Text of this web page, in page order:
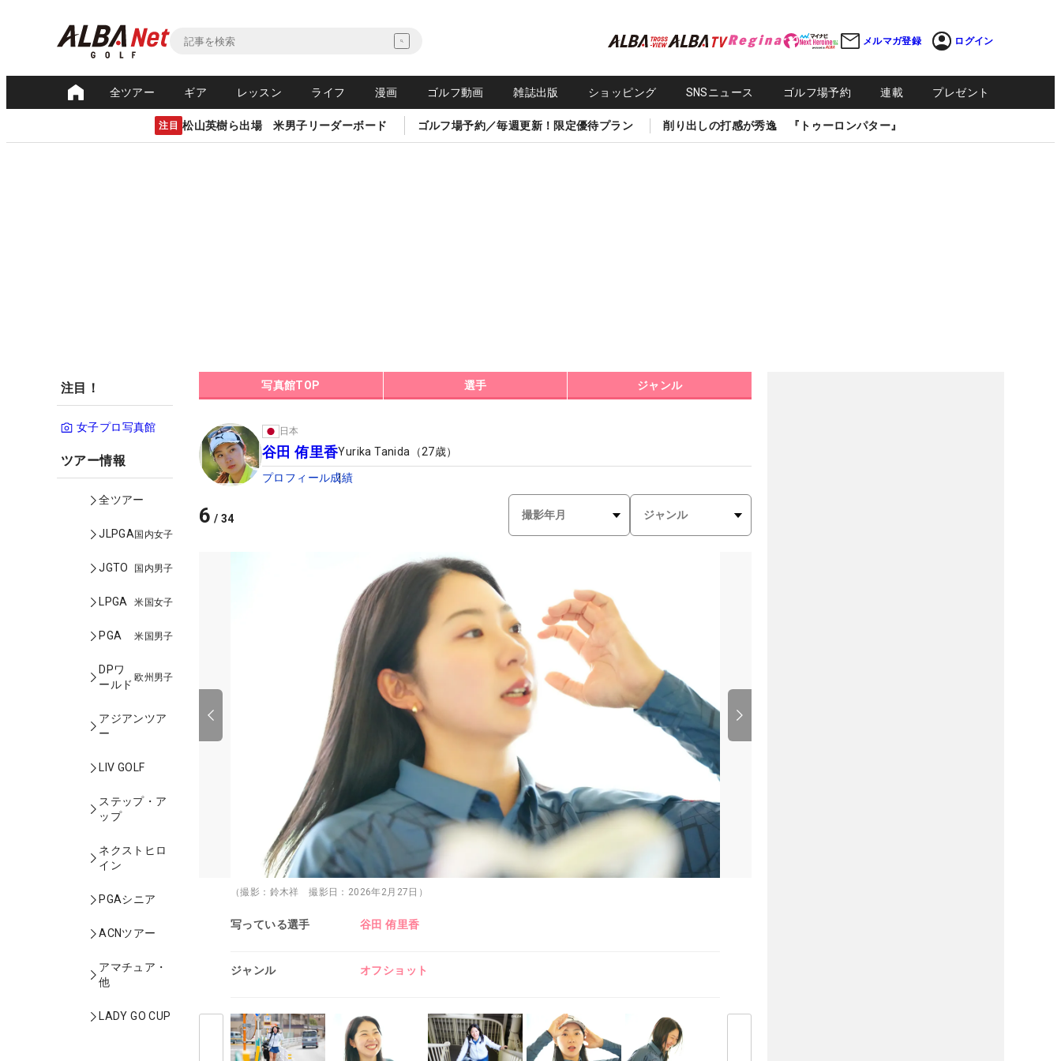
メルマガ登録 ログイン
全ツアー ギア レッスン ライフ 漫画 ゴルフ動画 雑誌出版 ショッピング SNSニュース ゴルフ場予約 連載 プレゼント
注目 松山英樹ら出場 米男子リーダーボード ゴルフ場予約／毎週更新！限定優待プラン 削り出しの打感が秀逸 『トゥーロンパター』
注目！
女子プロ写真館
ツアー情報
全ツアー
JLPGA国内女子
JGTO 国内男子
LPGA 米国女子
PGA 米国男子
DPワ
ールド
欧州男子
アジアンツア
ー
LIV GOLF
ステップ・ア
ップ
ネクストヒロ
イン
PGAシニア
ACNツアー
アマチュア・
他
LADY GO CUP
写真館TOP 選手 ジャンル
日本
谷田 侑里香Yurika Tanida （27歳）
プロフィール成績
6 / 34
（撮影：鈴木祥 撮影日：2026年2月27日）
写っている選手 谷田 侑里香
ジャンル オフショット